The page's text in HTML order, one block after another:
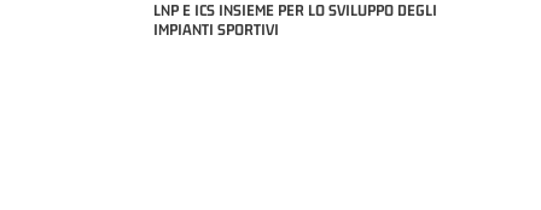
LNP E ICS INSIEME PER LO SVILUPPO DEGLI
IMPIANTI SPORTIVI